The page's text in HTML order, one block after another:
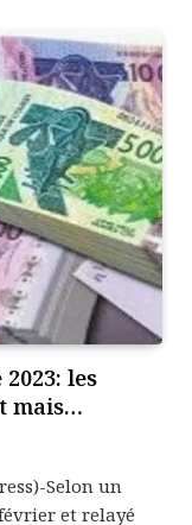
les
mais…
Selon un
et relayé